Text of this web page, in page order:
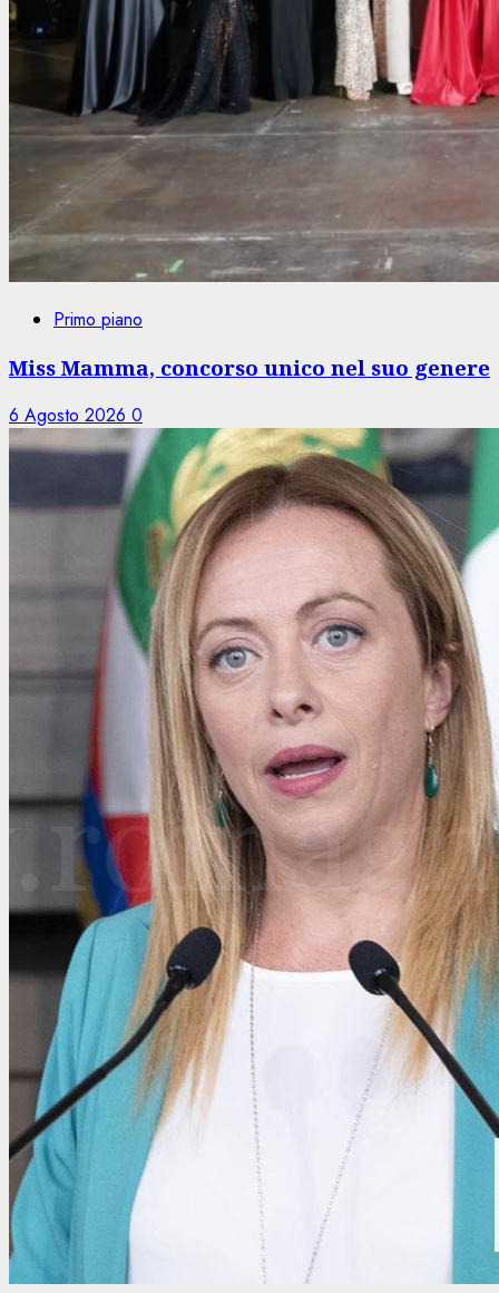
Primo piano
Miss Mamma, concorso unico nel suo genere
6 Agosto 2026 0